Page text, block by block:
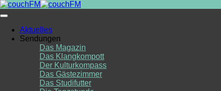
Skip
to
Aktuelles
Sendungen
Das Magazin
Das Klangkompott
Der Kulturkompass
Das Gästezimmer
Das Studifutter